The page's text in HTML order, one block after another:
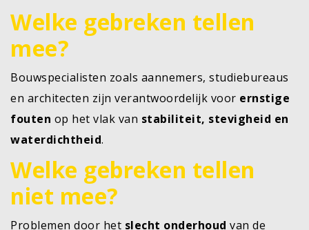
Welke gebreken tellen
mee?
Bouwspecialisten zoals aannemers, studiebureaus
en architecten zijn verantwoordelijk voor ernstige
fouten op het vlak van stabiliteit, stevigheid en
waterdichtheid.
Welke gebreken tellen
niet mee?
Problemen door het slecht onderhoud van de